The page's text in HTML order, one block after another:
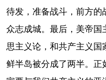
待发，准备战斗，前方的
众志成城。最后，美帝
思主义论，和共产主义国
鲜半岛被分成了两半。正